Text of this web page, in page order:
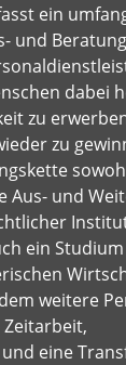
ein
und
dabei
zu
zu
Aus- und
ein
weitere
eine